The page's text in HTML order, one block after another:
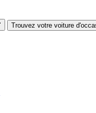
Trouvez votre voiture